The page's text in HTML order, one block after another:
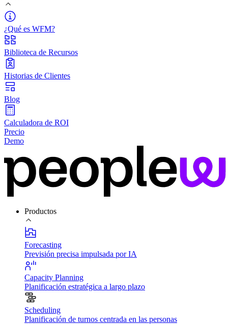
¿Qué es WFM?
Biblioteca de Recursos
Historias de Clientes
Blog
Calculadora de ROI
Precio
Demo
Productos
Forecasting
Previsión precisa impulsada por IA
Capacity Planning
Planificación estratégica a largo plazo
Scheduling
Planificación de turnos centrada en las personas